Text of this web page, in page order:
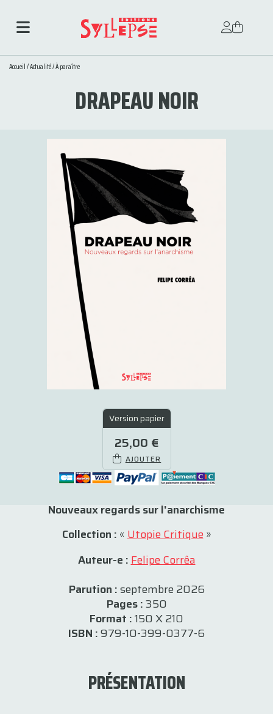
Accueil/Actualité/À paraître
DRAPEAU NOIR
Version papier
25,00 €
AJOUTER
Nouveaux regards sur l'anarchisme
Collection : «Utopie Critique»
Auteur-e :Felipe Corrêa
Parution :septembre 2026
Pages :350
Format :150 X 210
ISBN :979-10-399-0377-6
PRÉSENTATION